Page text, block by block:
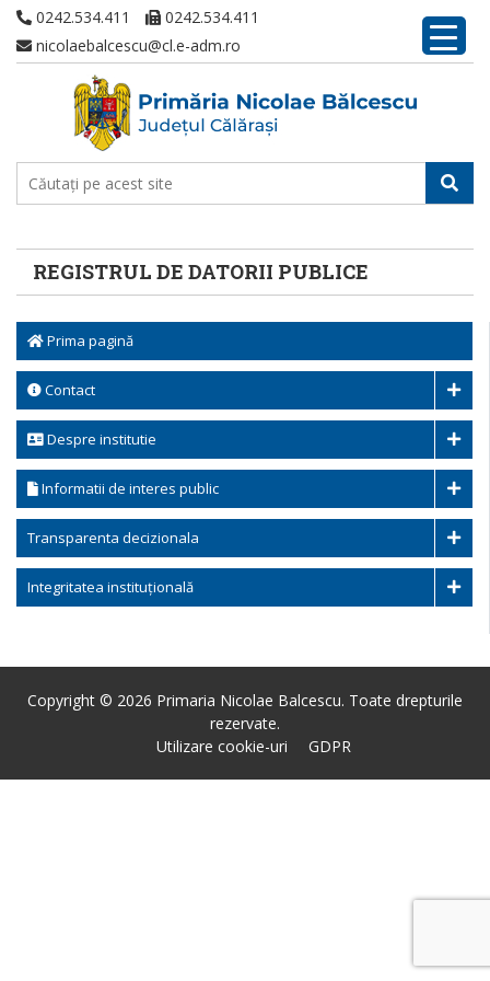
0242.534.411
0242.534.411
nicolaebalcescu@cl.e-adm.ro
REGISTRUL DE DATORII PUBLICE
Prima pagină
Contact
Despre institutie
Informatii de interes public
Transparenta decizionala
Integritatea instituțională
Copyright © 2026 Primaria Nicolae Balcescu. Toate drepturile
rezervate.
Utilizare cookie-uri
GDPR